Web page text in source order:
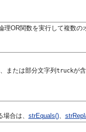
理OR関数を実行して複数の
または部分文字列 truckが
合は、 strEquals()、